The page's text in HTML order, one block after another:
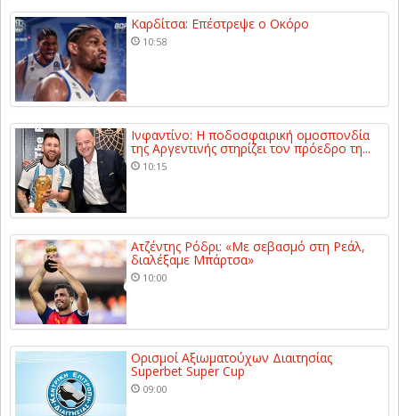
Καρδίτσα: Επέστρεψε ο Οκόρο
10:58
Ινφαντίνο: Η ποδοσφαιρική ομοσπονδία
της Αργεντινής στηρίζει τον πρόεδρο τη...
10:15
Ατζέντης Ρόδρι: «Με σεβασμό στη Ρεάλ,
διαλέξαμε Μπάρτσα»
10:00
Ορισμοί Αξιωματούχων Διαιτησίας
Superbet Super Cup
09:00